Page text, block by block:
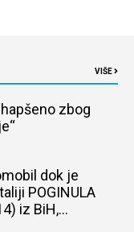
VIŠE
zbog
dok je
POGINULA
iz BiH,